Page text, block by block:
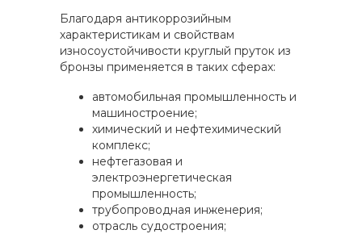
Благодаря антикоррозийным
характеристикам и свойствам
износоустойчивости круглый пруток из
бронзы применяется в таких сферах:
автомобильная промышленность и
машиностроение;
химический и нефтехимический
комплекс;
нефтегазовая и
электроэнергетическая
промышленность;
трубопроводная инженерия;
отрасль судостроения;